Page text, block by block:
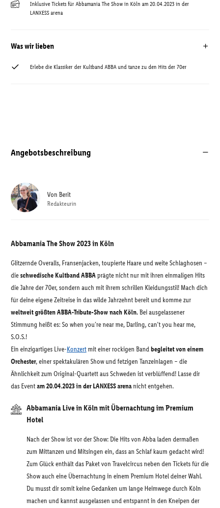
Inklusive Tickets für Abbamania The Show in Köln am 20.04.2023 in der
LANXESS arena
Was wir lieben
Erlebe die Klassiker der Kultband ABBA und tanze zu den Hits der 70er
Angebotsbeschreibung
Abbamania The Show 2023 in Köln
Glitzernde Overalls, Fransenjacken, toupierte Haare und weite Schlaghosen –
dieschwedische Kultband ABBAprägte nicht nur mit ihren einmaligen Hits
die Jahre der 70er, sondern auch mit ihrem schrillen Kleidungsstil! Mach dich
für deine eigene Zeitreise in das wilde Jahrzehnt bereit und komme zur
weltweit größten ABBA-Tribute-Show nach Köln.Bei ausgelassener
Stimmung heißt es: So when you′re near me, Darling, can't you hear me,
S.O.S.!
Ein einzigartiges Live-Konzertmit einer rockigen Bandbegleitet von einem
Orchester, einer spektakulären Show und fetzigen Tanzeinlagen – die
Ähnlichkeit zum Original-Quartett aus Schweden ist verblüffend! Lasse dir
das Eventam 20.04.2023 in der LANXESS arenanicht entgehen.
Abbamania Live in Köln mit Übernachtung im Premium
Hotel
Nach der Show ist vor der Show: Die Hits von Abba laden dermaßen
zum Mittanzen und Mitsingen ein, dass an Schlaf kaum gedacht wird!
Zum Glück enthält das Paket von Travelcircus neben den Tickets für die
Show auch eine Übernachtung in einem Premium Hotel deiner Wahl.
Du musst dir somit keine Gedanken um lange Heimwege durch Köln
machen und kannst ausgelassen und entspannt in den Kneipen der
Von Berit
Redakteurin